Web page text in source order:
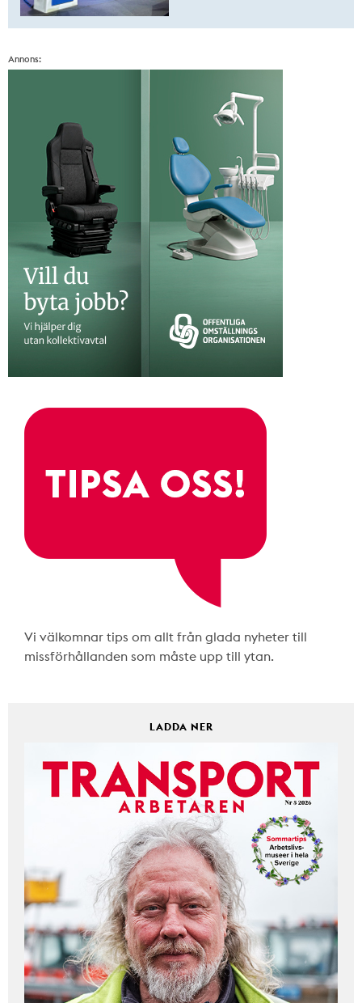
Annons:
Vi välkomnar tips om allt från glada nyheter till
missförhållanden som måste upp till ytan.
LADDA NER